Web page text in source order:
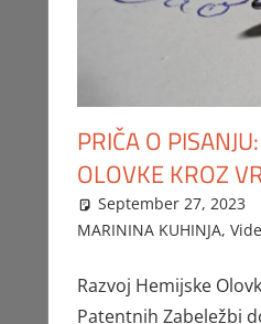
PRIČA O
OLOVKE KROZ
September 27, 2023
MARININA KUHINJA,
Razvoj Hemijske
Patentnih Zabeležbi